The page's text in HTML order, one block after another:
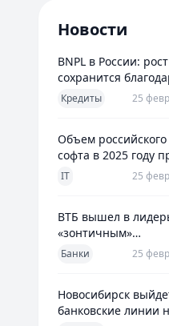
Новости
BNPL в России: рост
сохранится
новым сценариям
использования
Кредиты 25
Объем
софта в 2025 году
800 млрд рублей
IT 25
ВТБ вышел в
«зонтичным»
поручительствам
Банки 25
Новосибирск
банковские линии